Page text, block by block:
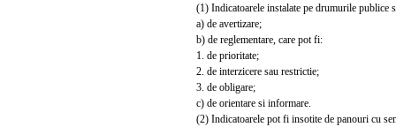
(1) Indicatoarele instalate pe drumurile publice
a) de avertizare;
b) de reglementare, care pot fi:
1. de prioritate;
2. de interzicere sau restrictie;
3. de obligare;
c) de orientare si informare.
(2) Indicatoarele pot fi insotite de panouri cu